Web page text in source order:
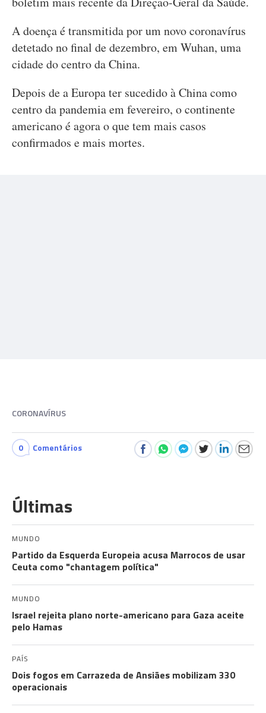
A doença é transmitida por um novo coronavírus
detetado no final de dezembro, em Wuhan, uma
cidade do centro da China.
Depois de a Europa ter sucedido à China como
centro da pandemia em fevereiro, o continente
americano é agora o que tem mais casos
confirmados e mais mortes.
CORONAVÍRUS
0 Comentários
Últimas
MUNDO
Partido da Esquerda Europeia acusa Marrocos de usar
Ceuta como "chantagem política"
MUNDO
Israel rejeita plano norte-americano para Gaza aceite
pelo Hamas
PAÍS
Dois fogos em Carrazeda de Ansiães mobilizam 330
operacionais